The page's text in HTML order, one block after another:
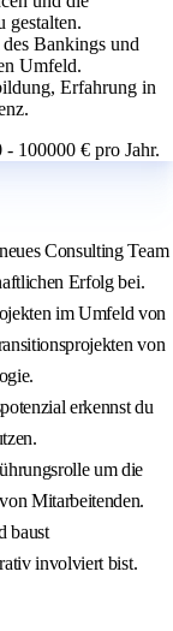
gestalten.
Bankings und
Umfeld.
Erfahrung in
100000 € pro Jahr.
Consulting Team
Erfolg bei.
im Umfeld von
von
erkennst du
um die
Mitarbeitenden.
baust
involviert bist.